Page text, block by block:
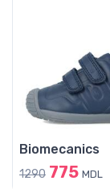
Biomecanics
1290 775 MDL